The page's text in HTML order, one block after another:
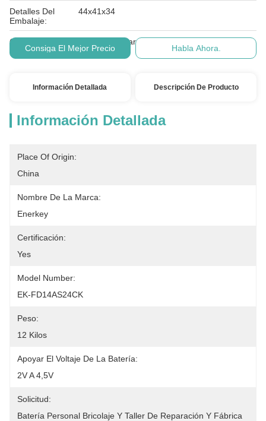
Detalles Del
Embalaje:
44x41x34
Condiciones De
Pago:
visa, mastercard, T/T, or online payment
Consiga El Mejor Precio Habla Ahora.
Información Detallada Descripción De Producto
Información Detallada
Place Of Origin:
China
Nombre De La Marca:
Enerkey
Certificación:
Yes
Model Number:
EK-FD14AS24CK
Peso:
12 Kilos
Apoyar El Voltaje De La Batería:
2V A 4,5V
Solicitud:
Batería Personal Bricolaje Y Taller De Reparación Y Fábrica